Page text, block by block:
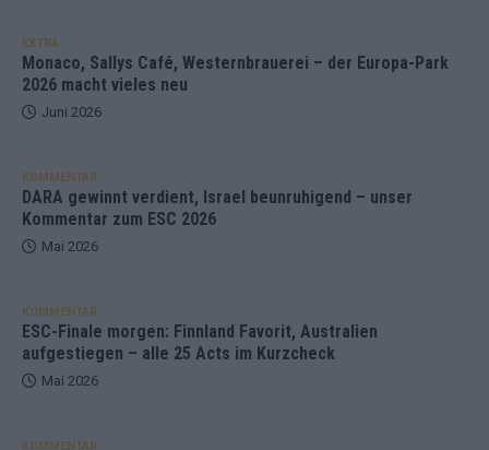
EXTRA
Monaco, Sallys Café, Westernbrauerei – der Europa-Park
2026 macht vieles neu
Juni 2026
KOMMENTAR
DARA gewinnt verdient, Israel beunruhigend – unser
Kommentar zum ESC 2026
Mai 2026
KOMMENTAR
ESC-Finale morgen: Finnland Favorit, Australien
aufgestiegen – alle 25 Acts im Kurzcheck
Mai 2026
KOMMENTAR